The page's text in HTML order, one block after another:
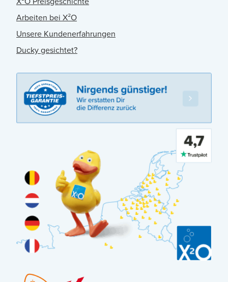
Arbeiten bei X²O
Unsere Kundenerfahrungen
Ducky gesichtet?